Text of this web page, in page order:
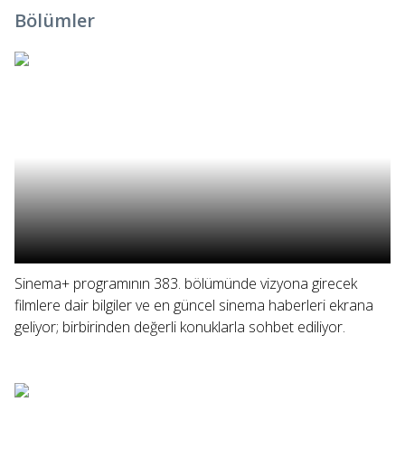
Bölümler
Sinema+ programının 383. bölümünde vizyona girecek
filmlere dair bilgiler ve en güncel sinema haberleri ekrana
geliyor; birbirinden değerli konuklarla sohbet ediliyor.